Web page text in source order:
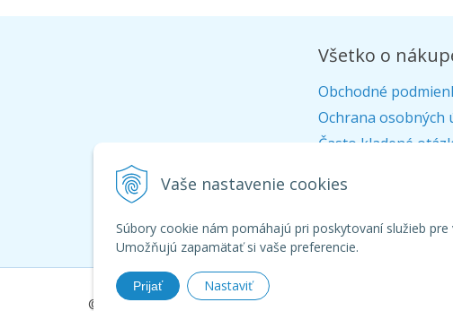
Vaše nastavenie cookies
Súbory cookie nám pomáhajú pri poskytovaní služieb pre
Umožňujú zapamätať si vaše preferencie.
Prijať Nastaviť
Všetko o
Obchodné
Ochrana osobných
Často kladené
Doprava
Ako nakupovať
© 2026 Aquagarden - široká ponuka produktov pre záhradné